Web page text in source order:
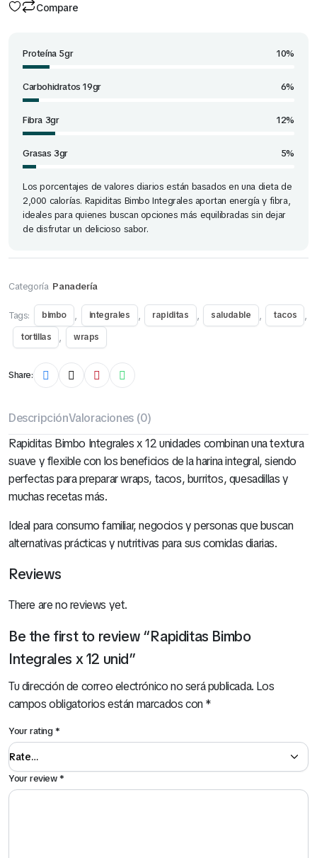
Compare
Proteína 5gr 10%
Carbohidratos 19gr 6%
Fibra 3gr 12%
Grasas 3gr 5%
Los porcentajes de valores diarios están basados en una dieta de
2,000 calorías. Rapiditas Bimbo Integrales aportan energía y fibra,
ideales para quienes buscan opciones más equilibradas sin dejar
de disfrutar un delicioso sabor.
Categoría Panadería
Tags: bimbo , integrales , rapiditas , saludable , tacos ,
tortillas , wraps
Share:
DescripciónValoraciones (0)
Rapiditas Bimbo Integrales x 12 unidades combinan una textura
suave y flexible con los beneficios de la harina integral, siendo
perfectas para preparar wraps, tacos, burritos, quesadillas y
muchas recetas más.
Ideal para consumo familiar, negocios y personas que buscan
alternativas prácticas y nutritivas para sus comidas diarias.
Reviews
There are no reviews yet.
Be the first to review “Rapiditas Bimbo
Integrales x 12 unid”
Tu dirección de correo electrónico no será publicada. Los
campos obligatorios están marcados con*
Your rating*
Your review*